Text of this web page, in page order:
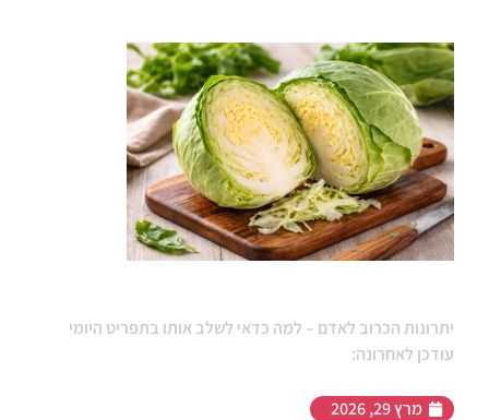
יתרונות הכרוב לאדם – למה כדאי לשלב אותו בתפריט היומי
עודכן לאחרונה:
מרץ 29, 2026